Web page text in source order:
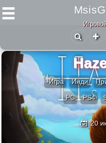
-Игра Инди
PC PS4
20